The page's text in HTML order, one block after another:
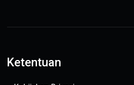
Ketentuan